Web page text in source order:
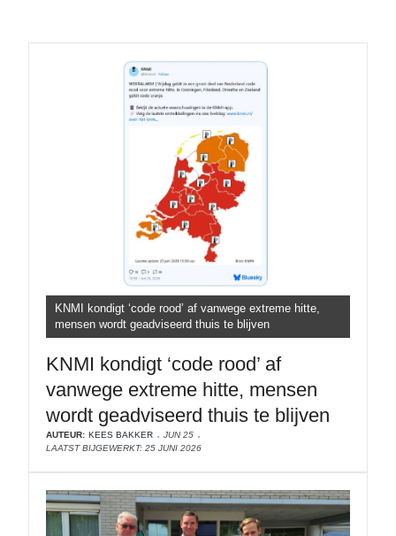
KNMI kondigt ‘code rood’ af vanwege extreme hitte,
mensen wordt geadviseerd thuis te blijven
KNMI kondigt ‘code rood’ af
vanwege extreme hitte, mensen
wordt geadviseerd thuis te blijven
AUTEUR: KEES BAKKER
JUN 25
LAATST BIJGEWERKT: 25 JUNI 2026